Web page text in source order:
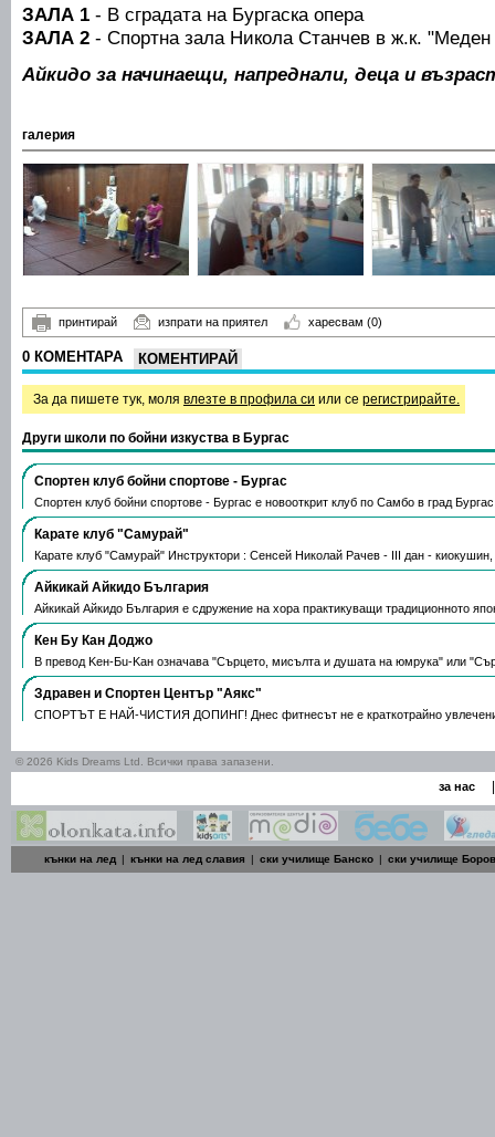
ЗАЛА 1 - В сградата на Бургаска опера
ЗАЛА 2 - Спортна зала Никола Станчев в ж.к. "Меден
Айкидо за начинаещи, напреднали, деца и
галерия
принтирай изпрати на приятел харесвам (0)
0 КОМЕНТАРА КОМЕНТИРАЙ
За да пишете тук, моля влезте в профила си или се регистрирайте.
Други школи по бойни изкуства в Бургас
Спортен клуб бойни спортове - Бургас
Спортен клуб бойни спортове - Бургас е новооткрит клуб по Самбо в град
Карате клуб "Самурай"
Карате клуб "Самурай" Инструктори : Сенсей Николай Рачев - ІІІ дан -
Айкикай Айкидо България
Айкикай Айкидо България е сдружение на хора практикуващи традиционното
Кен Бу Кан Доджо
В превод Keн-Бu-Kaн означава "Сърцето, мисълта и душата на юмрука" или
Здравен и Спортен Център "Аякс"
СПОРТЪТ Е НАЙ-ЧИСТИЯ ДОПИНГ! Днес фитнесът не е краткотрайно
© 2026 Kids Dreams Ltd. Всички права запазени.
за нас
кънки на лед | кънки на лед славия | ски училище Банско | ски училище